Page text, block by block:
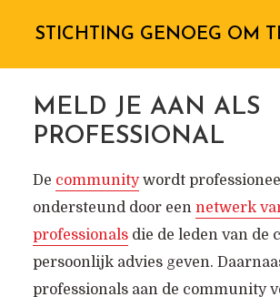
STICHTING GENOEG OM
MELD JE AAN ALS
PROFESSIONAL
De communitywordt
ondersteund door een netwerk
professionalsdie de leden van de
persoonlijk advies geven.
professionals aan de community